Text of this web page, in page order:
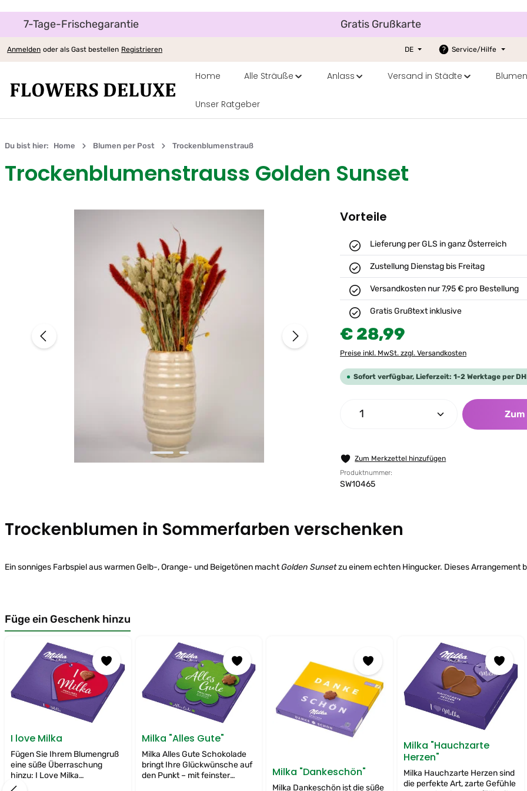
Hauptinhalt springen
Zur Hauptnavigation springen
7-Tage-Frischegarantie Gratis Grußkarte
Anmelden oder als Gast bestellen Registrieren DE Service/Hilfe
Home Alle Sträuße Anlass Versand in Städte
Unser Ratgeber
Du bist hier: Home Blumen per Post Trockenblumenstrauß
Trockenblumenstrauss Golden Sunset
Vorteile
Lieferung per GLS in ganz Österreich
Zustellung Dienstag bis Freitag
Versandkosten nur 7,95 € pro Bestellung
Gratis Grußtext inklusive
Regulärer Preis:
€ 28,99
Preise inkl. MwSt. zzgl. Versandkosten
Sofort verfügbar, Lieferzeit: 1-2 Werktage per
Produkt Anzahl: Gib den
Zum Merkzettel hinzufügen
Produktnummer:
SW10465
Trockenblumen in Sommerfarben verschenken
Ein sonniges Farbspiel aus warmen Gelb-, Orange- und Beigetönen machtGolden Sunsetzu einem echten Hingucker. Dieses Arrangement
Füge ein Geschenk hinzu
Produktgalerie überspringen
I love Milka
Fügen Sie Ihrem Blumengruß
eine süße Überraschung
hinzu: I Love Milka
Schokolade begeistert mit
Milka "Alles Gute"
Milka Alles Gute Schokolade
bringt Ihre Glückwünsche auf
den Punkt – mit feinster
Milka "Dankeschön"
Milka Dankeschön ist die süße
Milka "Hauchzarte
Herzen"
Milka Hauchzarte Herzen sind
die perfekte Art, zarte Gefühle